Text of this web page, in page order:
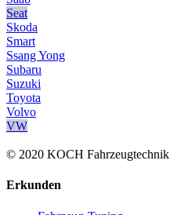
Seat
Skoda
Smart
Ssang Yong
Subaru
Suzuki
Toyota
Volvo
VW
© 2020 KOCH Fahrzeugtechnik
Erkunden